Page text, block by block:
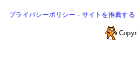
プライバシーポリシー - サイトを推薦する